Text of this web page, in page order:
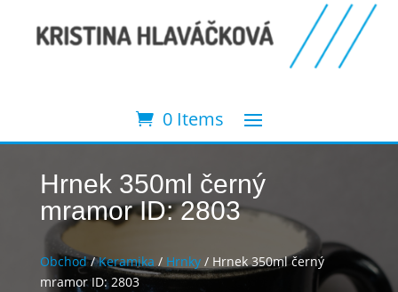
0 Items
Hrnek 350ml černý
mramor ID: 2803
Obchod/Keramika / Hrnky/ Hrnek 350ml černý
mramor ID: 2803